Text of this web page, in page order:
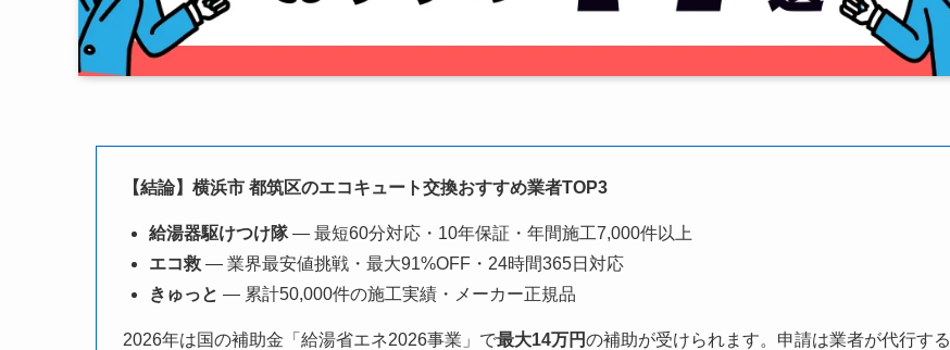
【結論】横浜市 都筑区のエコキュート交換おすすめ業者TOP3
給湯器駆けつけ隊— 最短60分対応・10年保証・年間施工7,000件以上
エコ救 — 業界最安値挑戦・最大91%OFF・24時間365日対応
きゅっと — 累計50,000件の施工実績・メーカー正規品
2026年は国の補助金「給湯省エネ2026事業」で最大14万円の補助が受けられます。申請は業者が代行する